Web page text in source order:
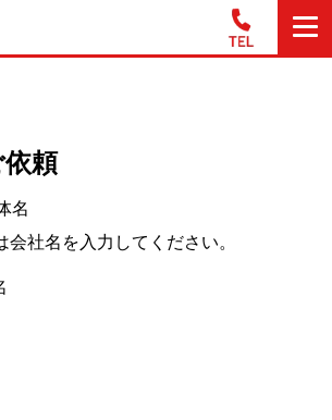
頼
名
会社名を入力してください。